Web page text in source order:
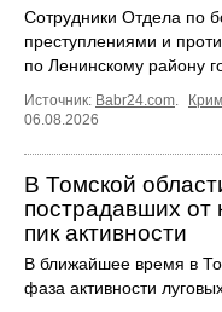
Сотрудники Отдела по
преступлениями и
по Ленинскому району
Источник: Babr24.com.
06.08.2026
В Томской
пострадавших
пик активности
В ближайшее время в
фаза активности